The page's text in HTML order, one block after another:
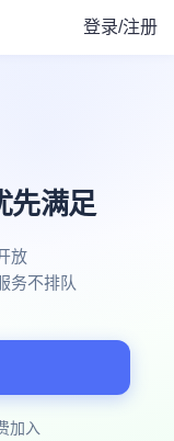
登录/注册
先满足
放
务不排队
加入